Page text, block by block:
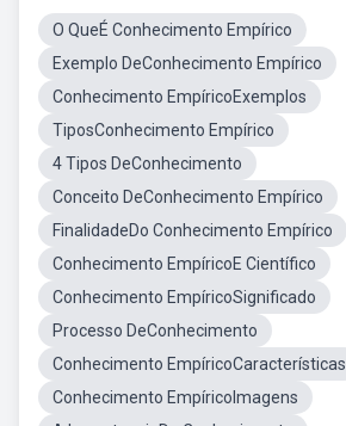
O QueÉ Conhecimento Empírico
Exemplo DeConhecimento Empírico
Conhecimento EmpíricoExemplos
TiposConhecimento Empírico
4 Tipos DeConhecimento
Conceito DeConhecimento Empírico
FinalidadeDo Conhecimento Empírico
Conhecimento EmpíricoE Científico
Conhecimento EmpíricoSignificado
Processo DeConhecimento
Conhecimento EmpíricoCaracterísticas
Conhecimento EmpíricoImagens